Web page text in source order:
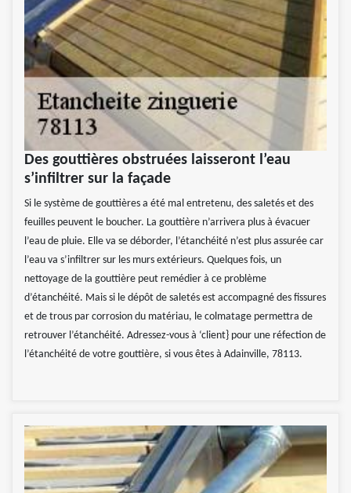
Des gouttières obstruées laisseront l’eau
s’infiltrer sur la façade
Si le système de gouttières a été mal entretenu, des saletés et des
feuilles peuvent le boucher. La gouttière n’arrivera plus à évacuer
l’eau de pluie. Elle va se déborder, l’étanchéité n’est plus assurée car
l’eau va s’infiltrer sur les murs extérieurs. Quelques fois, un
nettoyage de la gouttière peut remédier à ce problème
d’étanchéité. Mais si le dépôt de saletés est accompagné des fissures
et de trous par corrosion du matériau, le colmatage permettra de
retrouver l’étanchéité. Adressez-vous à ‘client} pour une réfection de
l’étanchéité de votre gouttière, si vous êtes à Adainville, 78113.